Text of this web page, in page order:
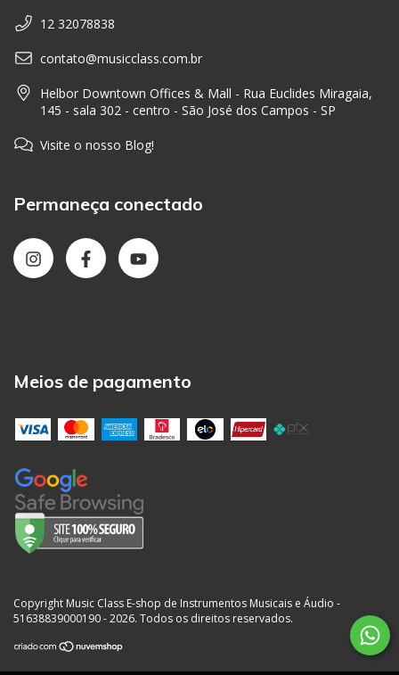
12 32078838
contato@musicclass.com.br
Helbor Downtown Offices & Mall - Rua Euclides Miragaia,
145 - sala 302 - centro - São José dos Campos - SP
Visite o nosso Blog!
Permaneça conectado
Meios de pagamento
Copyright Music Class E-shop de Instrumentos Musicais e Áudio -
51638839000190 - 2026. Todos os direitos reservados.